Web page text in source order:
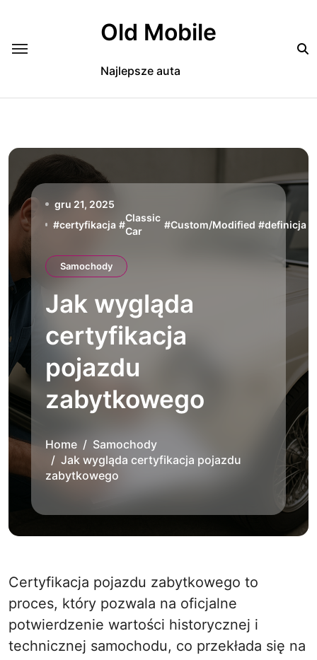
Old Mobile
Najlepsze auta
gru 21, 2025
#certyfikacja #
Classic
Car
#Custom/Modified #definicja
Samochody
Jak wygląda
certyfikacja
pojazdu
zabytkowego
Home
Samochody
Jak wygląda certyfikacja pojazdu
zabytkowego
Certyfikacja pojazdu zabytkowego to
proces, który pozwala na oficjalne
potwierdzenie wartości historycznej i
technicznej samochodu, co przekłada się na